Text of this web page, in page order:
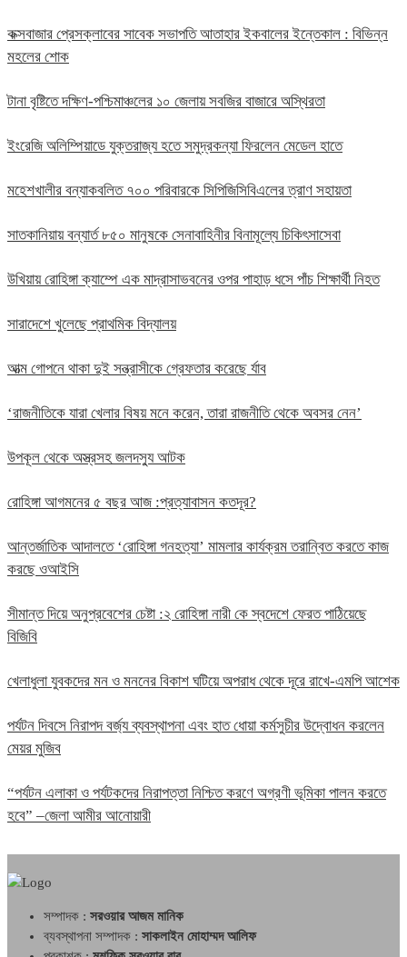
কক্সবাজার প্রেসক্লাবের সাবেক সভাপতি আতাহার ইকবালের ইন্তেকাল : বিভিন্ন
মহলের শোক
টানা বৃষ্টিতে দক্ষিণ-পশ্চিমাঞ্চলের ১০ জেলায় সবজির বাজারে অস্থিরতা
ইংরেজি অলিম্পিয়াডে যুক্তরাজ্য হতে সমুদ্রকন্যা ফিরলেন মেডেল হাতে
মহেশখালীর বন্যাকবলিত ৭০০ পরিবারকে সিপিজিসিবিএলের ত্রাণ সহায়তা
সাতকানিয়ায় বন্যার্ত ৮৫০ মানুষকে সেনাবাহিনীর বিনামূল্যে চিকিৎসাসেবা
উখিয়ায় রোহিঙ্গা ক্যাম্পে এক মাদ্রাসাভবনের ওপর পাহাড় ধসে পাঁচ শিক্ষার্থী নিহত
সারাদেশে খুলেছে প্রাথমিক বিদ্যালয়
আত্ম গোপনে থাকা দুই সন্ত্রাসীকে গ্রেফতার করেছে র্যাব
‘রাজনীতিকে যারা খেলার বিষয় মনে করেন, তারা রাজনীতি থেকে অবসর নেন’
উপকূল থেকে অস্ত্রসহ জলদস্যু আটক
রোহিঙ্গা আগমনের ৫ বছর আজ :প্রত্যাবাসন কতদূর?
আন্তর্জাতিক আদালতে ‘রোহিঙ্গা গনহত্যা’ মামলার কার্যক্রম তরান্বিত করতে কাজ
করছে ওআইসি
সীমান্ত দিয়ে অনুপ্রবেশের চেষ্টা :২ রোহিঙ্গা নারী কে স্বদেশে ফেরত পাঠিয়েছে
বিজিবি
খেলাধুলা যুবকদের মন ও মননের বিকাশ ঘটিয়ে অপরাধ থেকে দূরে রাখে-এমপি আশেক
পর্যটন দিবসে নিরাপদ বর্জ্য ব্যবস্থাপনা এবং হাত ধোয়া কর্মসুচীর উদ্বোধন করলেন
মেয়র মুজিব
“পর্যটন এলাকা ও পর্যটকদের নিরাপত্তা নিশ্চিত করণে অগ্রণী ভূমিকা পালন করতে
হবে” –জেলা আমীর আনোয়ারী
সম্পাদক : সরওয়ার আজম মানিক
ব্যবস্থাপনা সম্পাদক : সাকলাইন মোহাম্মদ আলিফ